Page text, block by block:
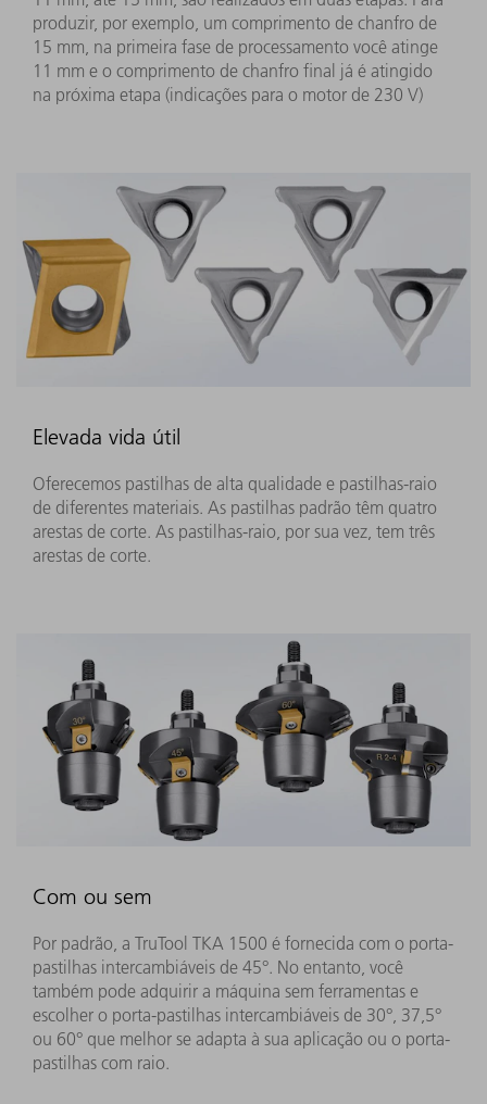
produzir, por exemplo, um comprimento de chanfro de
15 mm, na primeira fase de processamento você atinge
11 mm e o comprimento de chanfro final já é atingido
na próxima etapa (indicações para o motor de 230 V)
Elevada vida útil
Oferecemos pastilhas de alta qualidade e pastilhas-raio
de diferentes materiais. As pastilhas padrão têm quatro
arestas de corte. As pastilhas-raio, por sua vez, tem três
arestas de corte.
Com ou sem
Por padrão, a TruTool TKA 1500 é fornecida com o porta-
pastilhas intercambiáveis de 45°. No entanto, você
também pode adquirir a máquina sem ferramentas e
escolher o porta-pastilhas intercambiáveis de ​​30°, 37,5°
ou 60° que melhor se adapta à sua aplicação ou o porta-
pastilhas com raio.